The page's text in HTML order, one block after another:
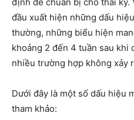
đầu xuất hiện những dấu
thường, những biểu hiện
khoảng 2 đến 4 tuần sau khi
nhiều trường hợp không xảy
Dưới đây là một số dấu hiệu
tham khảo: